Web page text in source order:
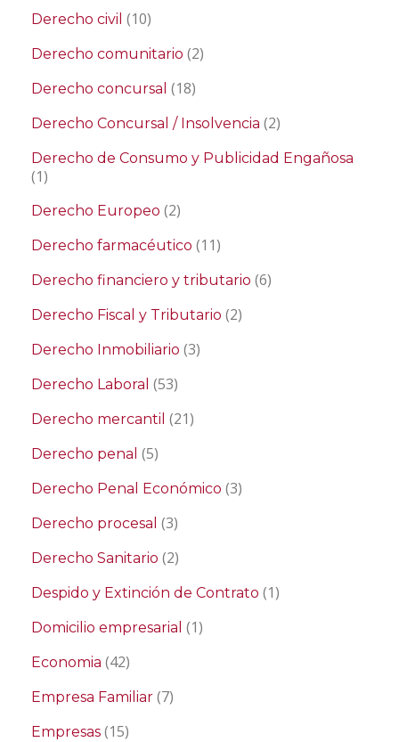
Derecho civil (10)
Derecho comunitario (2)
Derecho concursal (18)
Derecho Concursal / Insolvencia (2)
Derecho de Consumo y Publicidad Engañosa
(1)
Derecho Europeo (2)
Derecho farmacéutico (11)
Derecho financiero y tributario (6)
Derecho Fiscal y Tributario (2)
Derecho Inmobiliario (3)
Derecho Laboral (53)
Derecho mercantil (21)
Derecho penal (5)
Derecho Penal Económico (3)
Derecho procesal (3)
Derecho Sanitario (2)
Despido y Extinción de Contrato (1)
Domicilio empresarial (1)
Economia (42)
Empresa Familiar (7)
Empresas (15)